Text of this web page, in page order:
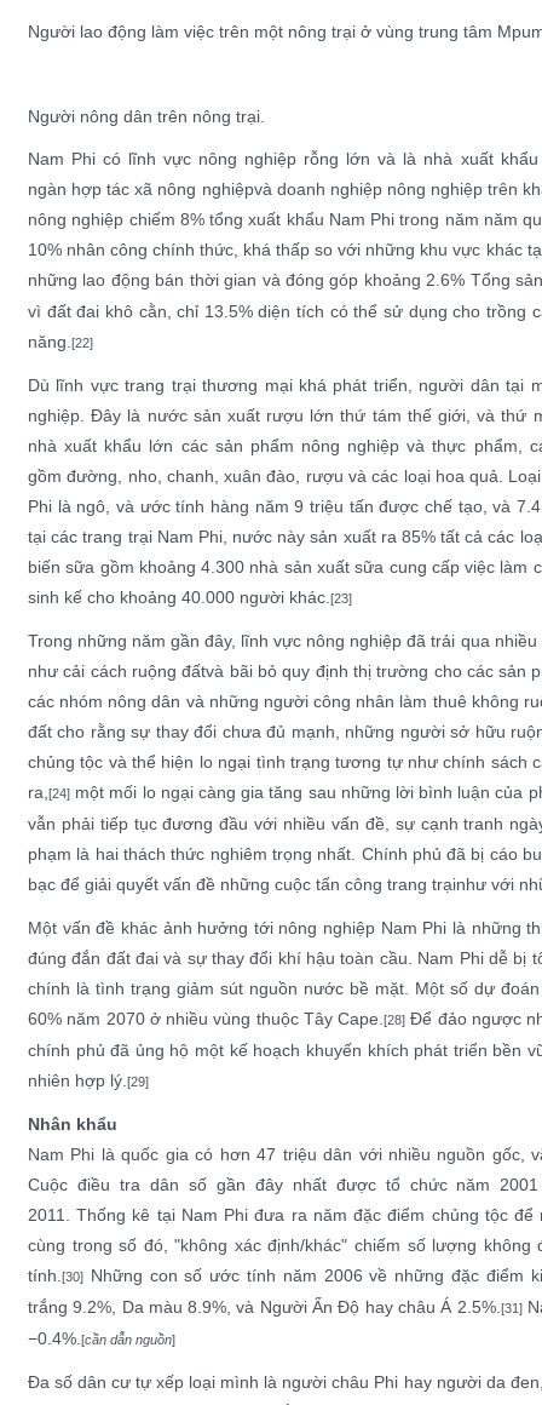
Người lao động làm việc trên một nông trại ở vùng trung tâm
Người nông dân trên nông trại.
Nam Phi có lĩnh vực nông nghiệp rỗng lớn và là nhà xuất
ngàn hợp tác xã nông nghiệpvà doanh nghiệp nông nghiệptrên
nông nghiệp chiếm 8% tổng xuất khẩu Nam Phi trong năm năm
10% nhân công chính thức, khá thấp so với những khu vực khác
những lao động bán thời gian và đóng góp khoảng 2.6% Tổng
vì đất đai khô cằn , chỉ 13.5% diện tích có thể sử dụng cho trồng
năng. [22]
Dù lĩnh vực trang trại thương mại khá phát triển, người dân tại
nghiệp . Đây là nước sản xuất rượu lớn thứ tám thế giới, và thứ
nhà xuất khẩu lớn các sản phẩm nông nghiệp và thực phẩm,
gồmđường nho, chanh ,xuân đào rượu và các loại hoa quả.
Phi là ngô , và ước tính hàng năm 9 triệu tấn được chế tạo, và
tại các trang trại Nam Phi, nước này sản xuất ra 85% tất cả các
biến sữa gồm khoảng 4.300 nhà sản xuất sữa cung cấp việc làm
sinh kế cho khoảng 40.000 người khác. [23]
Trong những năm gần đây, lĩnh vực nông nghiệp đã trải qua
nhưcải cách ruộng đấtvà bãi bỏ quy định thị trường cho các sản
các nhóm nông dân và những người công nhân làm thuê không
đất cho rằng sự thay đổi chưa đủ mạnh, những người sở hữu
chủng tộc và thể hiện lo ngại tình trạng tương tự nhưchính sách
ra, [24] một mối lo ngại càng gia tăng sau những lời bình luận của
vẫn phải tiếp tục đương đầu với nhiều vấn đề, sự cạnh tranh
phạm là hai thách thức nghiêm trọng nhất. Chính phủ đã bị cáo
bạc để giải quyết vấn đề những cuộc tấn công trang trạinhư với
Một vấn đề khác ảnh hưởng tới nông nghiệp Nam Phi là những
đúng đắn đất đai và sự thay đổi khí hậu toàn cầu. Nam Phi dễ bị
chính là tình trạng giảm sút nguồn nước bề mặt. Một số dự
60% năm 2070 ở nhiều vùng thuộc Tây Cape.[28] Để đảo ngược
chính phủ đã ủng hộ một kế hoạch khuyến khích phát triển bền
nhiên hợp lý. [29]
Nhân khẩu
Nam Phi là quốc gia có hơn 47 triệu dân với nhiều nguồn gốc,
Cuộc điều tra dân sốgần đây nhất được tổ chức năm
2011.Thống kê tại Nam Phi đưa ra năm đặc điểm chủng tộcđể
cùng trong số đó, "không xác định/khác" chiếm số lượng
tính. [30] Những con số ước tính năm 2006 về những đặc điểm
trắng 9.2%, Da màu 8.9%, và Người Ấn Độ hay châu Á 2.5%. [31]
−0.4%. [cần dẫn nguồn]
Đa số dân cư tự xếp loại mình là người châu Phi hay người da